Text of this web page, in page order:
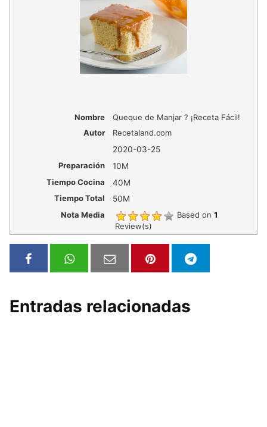
Nombre
Queque de Manjar ? ¡Receta Fácil!
Autor
Recetaland.com
2020-03-25
Preparación
10M
Tiempo Cocina
40M
Tiempo Total
50M
Nota Media
Based on1
Review(s)
Entradas relacionadas